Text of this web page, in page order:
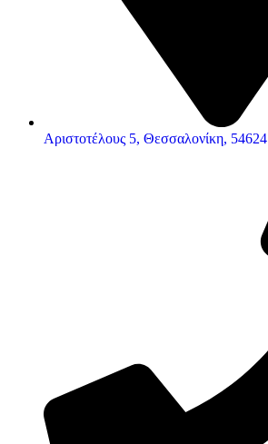
Αριστοτέλους 5, Θεσσαλονίκη, 54624